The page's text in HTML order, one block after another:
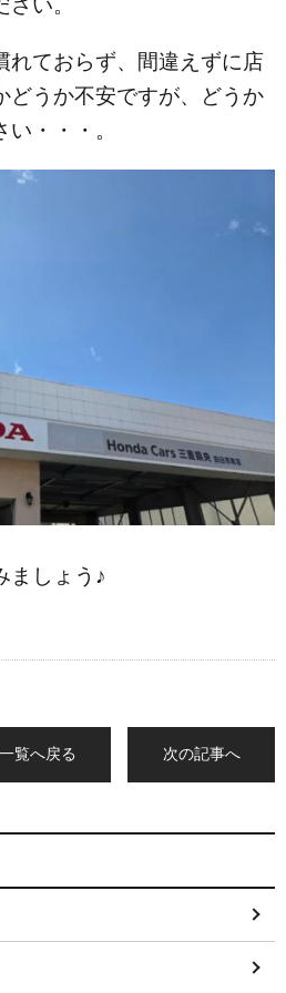
い。
れておらず、間違えずに店
どうか不安ですが、どうか
・・・。
ましょう♪
一覧へ戻る 次の記事へ